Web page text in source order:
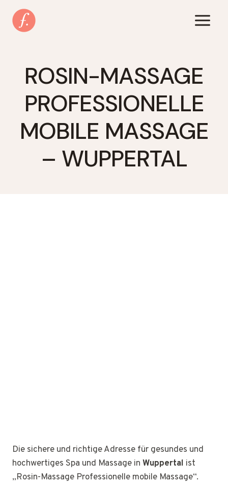
Inhalt
springen
ROSIN-MASSAGE
PROFESSIONELLE
MOBILE MASSAGE
– WUPPERTAL
Die sichere und richtige Adresse für gesundes und
hochwertiges Spa und Massage in Wuppertal ist
„Rosin-Massage Professionelle mobile Massage“.